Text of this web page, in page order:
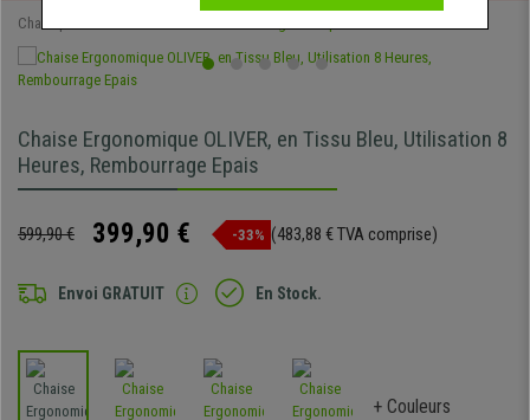
Chaisepro
Chaise Ergonomique OLIVER, en Tissu Bleu, Utilisation 8
Heures, Rembourrage Epais
599,90 € 399,90 € -33% (483,88 € TVA comprise)
Envoi GRATUIT En Stock.
+ Couleurs